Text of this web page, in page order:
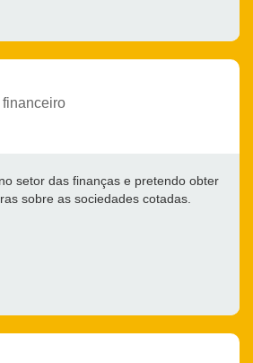
financeiro
setor das finanças e pretendo obter
sobre as sociedades cotadas.